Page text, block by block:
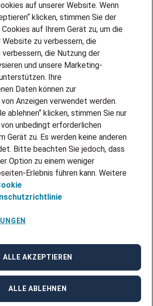
AIRBUS
auf unserer Website. Wenn
klicken, stimmen Sie der
auf Ihrem Gerät zu, um die
zu verbessern, die
die Nutzung der
und unsere Marketing-
Ihre
Daten können zur
Anzeigen verwendet werden.
ablehnen“ klicken, stimmen Sie nur
unbedingt erforderlichen
Gerät zu. Es werden keine anderen
Bitte beachten Sie jedoch, dass
Option zu einem weniger
Erlebnis führen kann. Weitere
ALLE ABLEHNEN
ALLE AKZEPTIEREN